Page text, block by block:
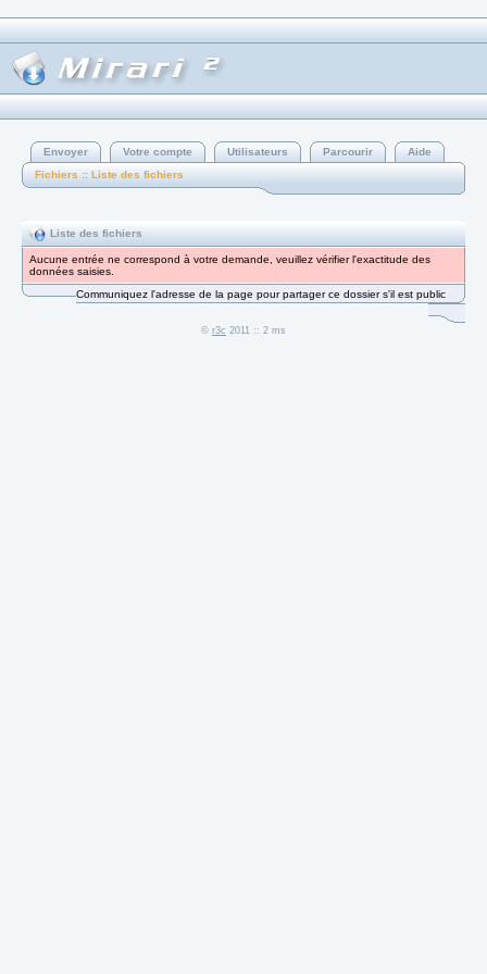
Envoyer Votre compte Utilisateurs Parcourir
Aide
Fichiers :: Liste des fichiers
Liste des fichiers
Aucune entrée ne correspond à votre demande, veuillez vérifier l'exactitude des
données saisies.
Communiquez l'adresse de la page pour partager ce dossier s'il est public
© r3c 2011 :: 2 ms